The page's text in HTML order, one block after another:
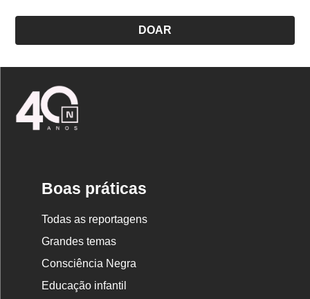
DOAR
Boas práticas
Todas as reportagens
Grandes temas
Consciência Negra
Educação infantil